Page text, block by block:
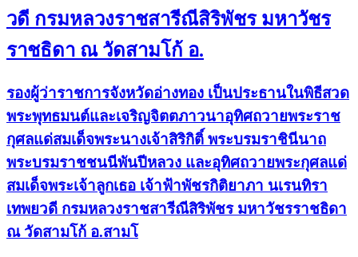
วดี กรมหลวงราชสารีณีสิริพัชร มหาวัชร
ราชธิดา ณ วัดสามโก้ อ.
รองผู้ว่าราชการจังหวัดอ่างทอง เป็นประธานในพิธีสวด
พระพุทธมนต์และเจริญจิตตภาวนาอุทิศถวายพระราช
กุศลแด่สมเด็จพระนางเจ้าสิริกิติ์ พระบรมราชินีนาถ
พระบรมราชชนนีพันปีหลวง และอุทิศถวายพระกุศลแด่
สมเด็จพระเจ้าลูกเธอ เจ้าฟ้าพัชรกิติยาภา นเรนทิรา
เทพยวดี กรมหลวงราชสารีณีสิริพัชร มหาวัชรราชธิดา
ณ วัดสามโก้ อ.สามโ